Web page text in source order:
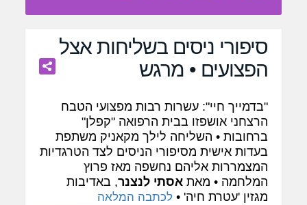
סיפורי ניסים בשליחות אצל
הפצועים • מרגש
"בדמייך חיי": עשרות רבות מפצועי הטבח
הרצחני אושפזו בבית הרפואה "קפלן"
ברחובות • השליחה לילך מקאניק משתפת
בעדות אישית מסיפורי הניסים לצד הטרגדיות
המצמררות אליהם נחשפה מאז פרוץ
המלחמה • מאתאסתי לנצנר, באדיבות
מגזין 'עטרת חיה' •לכתבה המלאה